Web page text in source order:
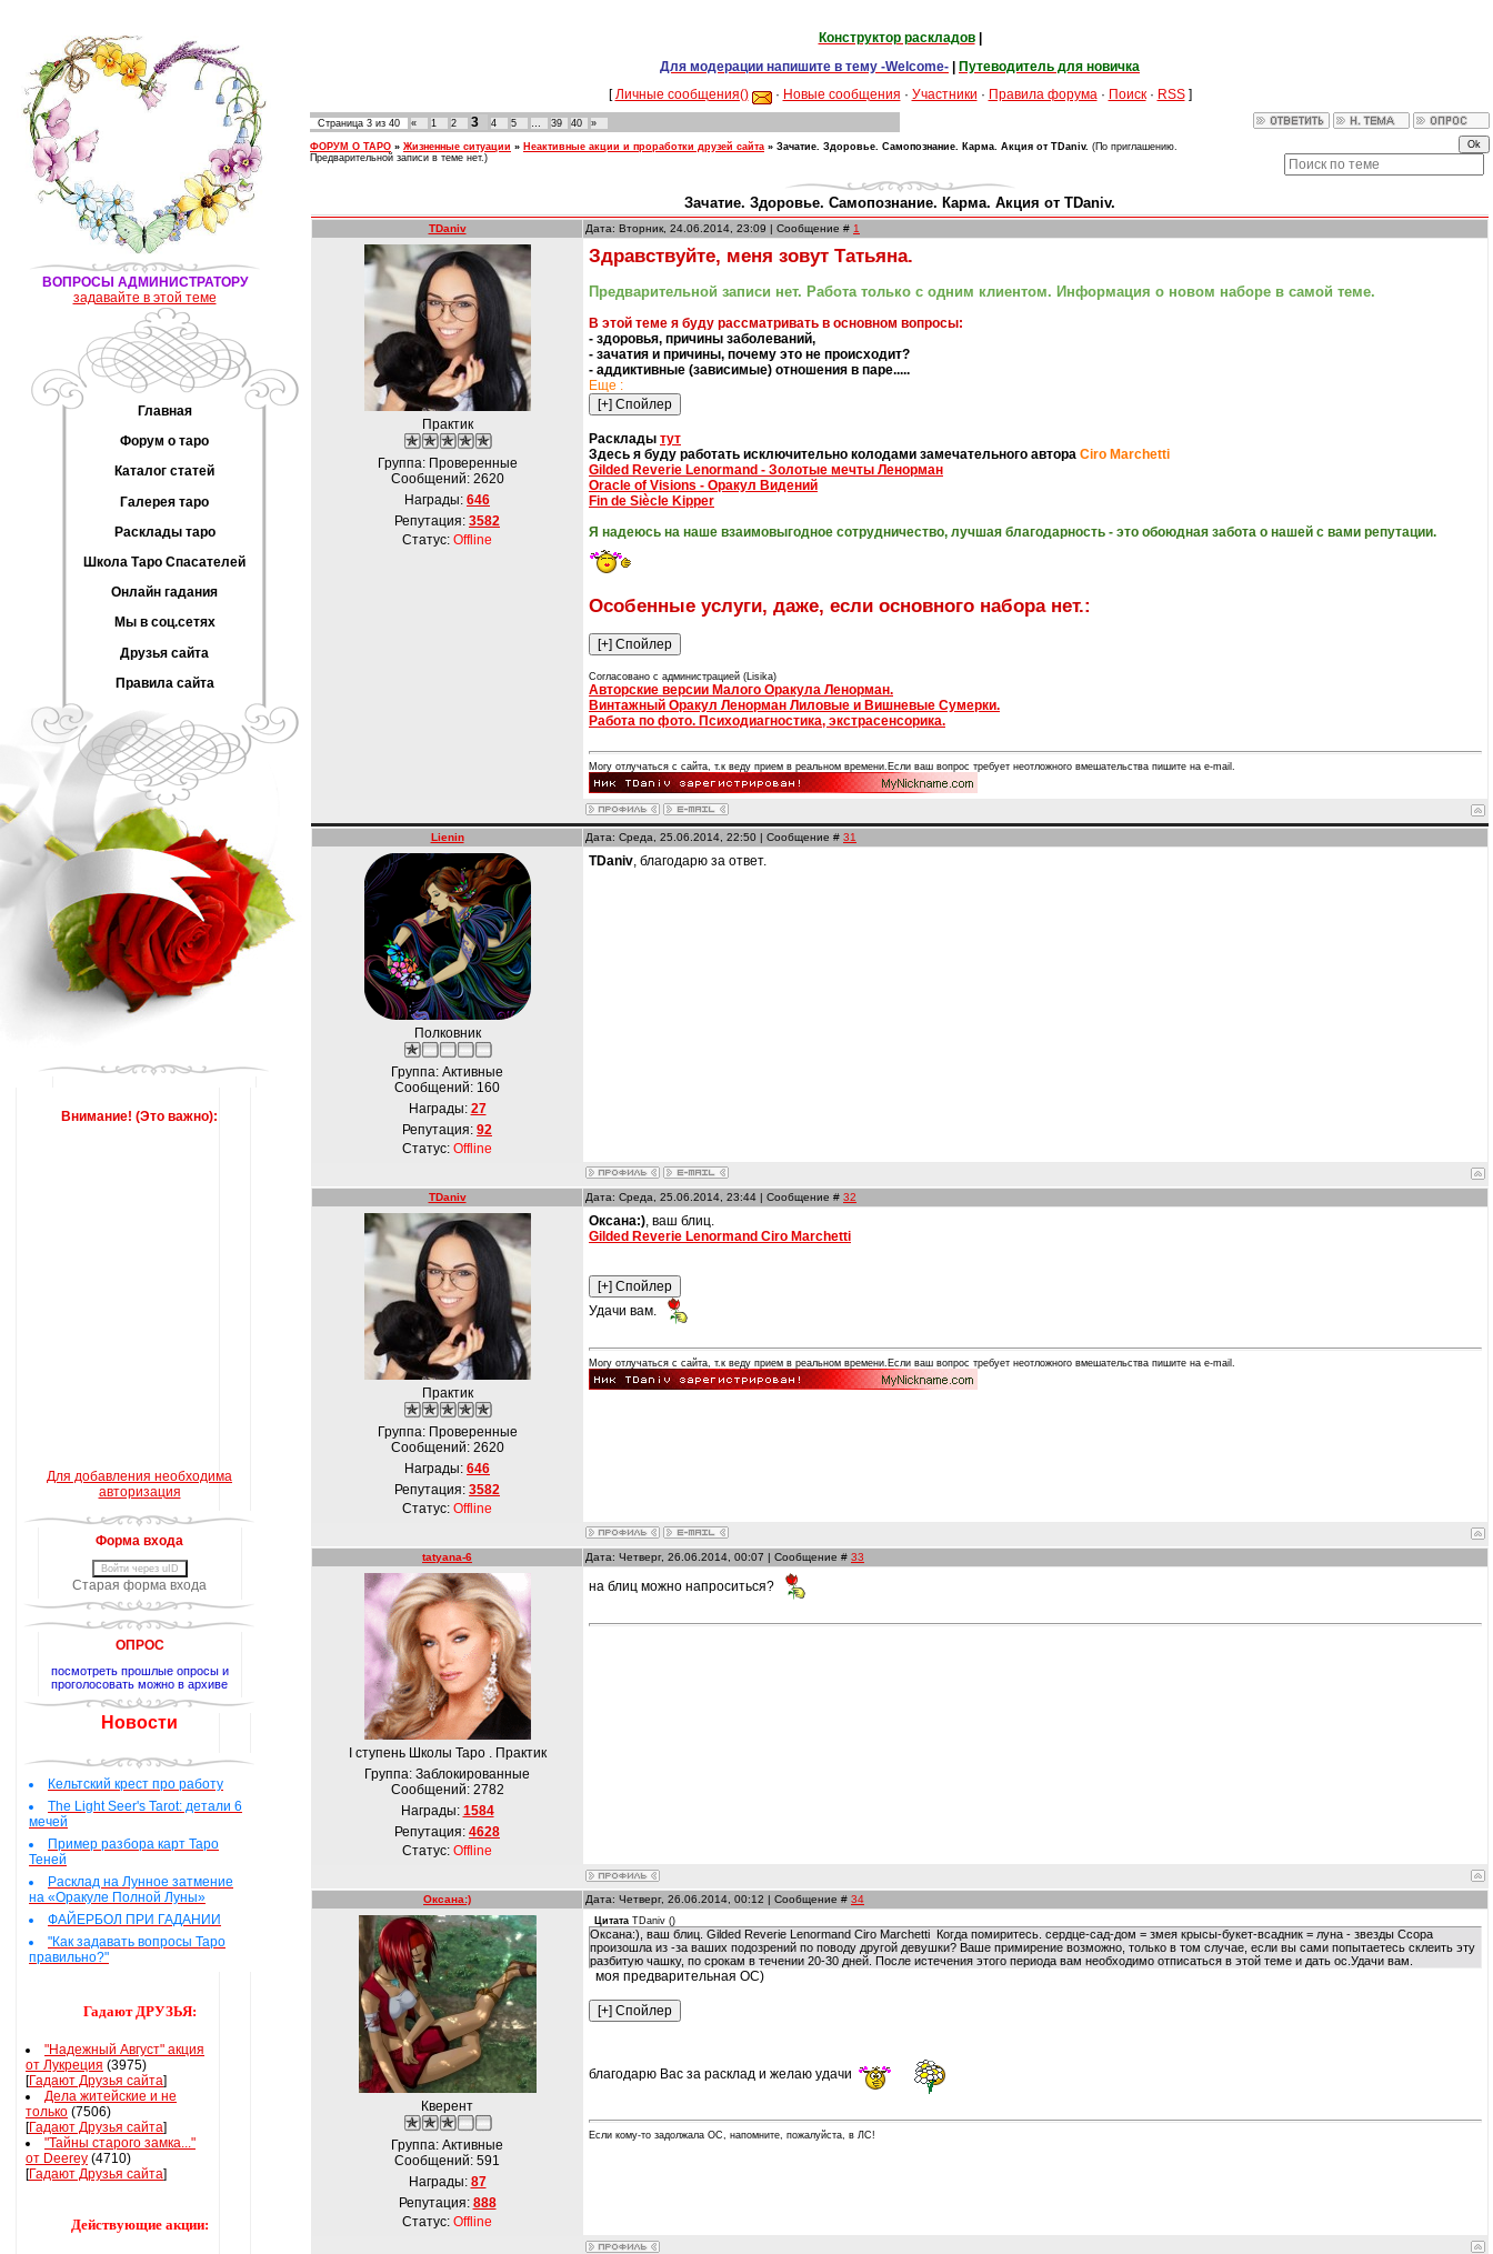
ВОПРОСЫ АДМИНИСТРАТОРУ
задавайте в этой теме
Главная
Форум о таро
Каталог статей
Галерея таро
Расклады таро
Школа Таро Спасателей
Онлайн гадания
Мы в соц.сетях
Друзья сайта
Правила сайта
Внимание! (Это важно):
Для добавления необходима
авторизация
Форма входа
Войти через uID
Старая форма входа
ОПРОС
посмотреть прошлые опросы и
проголосовать можно в архиве
Новости
Кельтский крест про работу
The Light Seer's Tarot: детали 6
мечей
Пример разбора карт Таро
Теней
Расклад на Лунное затмение
на «Оракуле Полной Луны»
ФАЙЕРБОЛ ПРИ ГАДАНИИ
"Как задавать вопросы Таро
правильно?"
Гадают ДРУЗЬЯ:
"Надежный Август" акция
от Лукреция (3975)
[Гадают Друзья сайта]
Дела житейские и не
только (7506)
[Гадают Друзья сайта]
"Тайны старого замка..."
от Deerey (4710)
[Гадают Друзья сайта]
Действующие акции:
Конструктор раскладов|
Для модерации напишите в тему -Welcome-
Путеводитель для новичка
[ Личные сообщения() · Новые сообщения · Участники · Правила форума · Поиск· RSS]
Страница 3 из 40 « 1 2 3 4 5 … 39 40 »
ФОРУМ О ТАРО » Жизненные ситуации » Неактивные акции и проработки друзей сайта » Зачатие. Здоровье. Самопознание. Карма. Акция от TDaniv. (По приглашению.
Предварительной записи в теме нет.)
Зачатие. Здоровье. Самопознание. Карма. Акция от TDaniv.
TDaniv Дата: Вторник, 24.06.2014, 23:09 | Сообщение # 1
Практик
Группа: Проверенные
Сообщений: 2620
Награды: 646
Репутация: 3582
Статус: Offline
Здравствуйте, меня зовут Татьяна.
Предварительной записи нет. Работа только с одним клиентом. Информация о новом наборе в самой теме.
В этой теме я буду рассматривать в основном вопросы:
- здоровья, причины заболеваний,
- зачатия и причины, почему это не происходит?
- аддиктивные (зависимые) отношения в паре.....
Еще :
Расклады тут
Здесь я буду работать исключительно колодами замечательного автора Ciro Marchetti
Gilded Reverie Lenormand - Золотые мечты Ленорман
Oracle of Visions - Оракул Видений
Fin de Siècle Kipper
Я надеюсь на наше взаимовыгодное сотрудничество, лучшая благодарность - это обоюдная забота о нашей с вами репутации.
Особенные услуги, даже, если основного набора нет.:
Согласовано с администрацией (Lisika)
Авторские версии Малого Оракула Ленорман.
Винтажный Оракул Ленорман Лиловые и Вишневые Сумерки.
Работа по фото. Психодиагностика, экстрасенсорика.
Могу отлучаться с сайта, т.к веду прием в реальном времени.Если ваш вопрос требует неотложного вмешательства пишите на e-mail.
Lienin Дата: Среда, 25.06.2014, 22:50 | Сообщение # 31
Полковник
Группа: Активные
Сообщений: 160
Награды: 27
Репутация: 92
Статус: Offline
TDaniv, благодарю за ответ.
TDaniv Дата: Среда, 25.06.2014, 23:44 | Сообщение # 32
Практик
Группа: Проверенные
Сообщений: 2620
Награды: 646
Репутация: 3582
Статус: Offline
Оксана:), ваш блиц.
Gilded Reverie Lenormand Ciro Marchetti
Удачи вам.
Могу отлучаться с сайта, т.к веду прием в реальном времени.Если ваш вопрос требует неотложного вмешательства пишите на e-mail.
tatyana-6 Дата: Четверг, 26.06.2014, 00:07 | Сообщение # 33
І ступень Школы Таро . Практик
Группа: Заблокированные
Сообщений: 2782
Награды: 1584
Репутация: 4628
Статус: Offline
на блиц можно напроситься?
Оксана:) Дата: Четверг, 26.06.2014, 00:12 | Сообщение # 34
Кверент
Группа: Активные
Сообщений: 591
Награды: 87
Репутация: 888
Статус: Offline
Цитата TDaniv ()
Оксана:), ваш блиц. Gilded Reverie Lenormand Ciro Marchetti Когда помиритесь. сердце-сад-дом = змея крысы-букет-всадник = луна - звезды Ссора
произошла из -за ваших подозрений по поводу другой девушки? Ваше примирение возможно, только в том случае, если вы сами попытаетесь склеить эту
разбитую чашку, по срокам в течении 20-30 дней. После истечения этого периода вам необходимо отписаться в этой теме и дать ос.Удачи вам.
моя предварительная ОС)
благодарю Вас за расклад и желаю удачи
Если кому-то задолжала ОС, напомните, пожалуйста, в ЛС!